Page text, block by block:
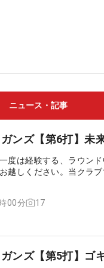
ニュース・記事
ンズ【第6打】未
度は経験する、ラウン
越しください。当クラ
00分 17
ンズ【第5打】ゴ